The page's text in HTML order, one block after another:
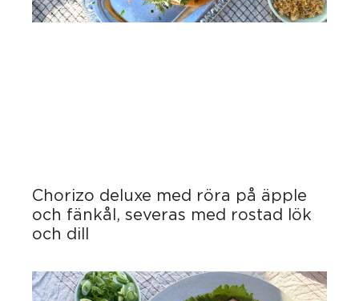
Chorizo deluxe med röra på äpple
och fänkål, severas med rostad lök
och dill